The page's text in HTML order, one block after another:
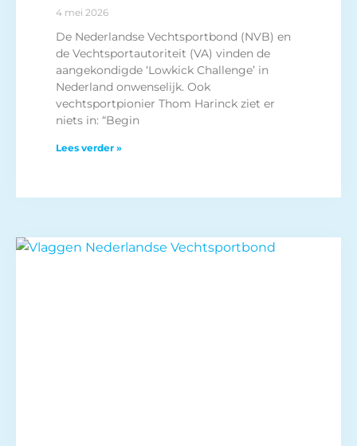
4 mei 2026
De Nederlandse Vechtsportbond (NVB) en
de Vechtsportautoriteit (VA) vinden de
aangekondigde ‘Lowkick Challenge’ in
Nederland onwenselijk. Ook
vechtsportpionier Thom Harinck ziet er
niets in: “Begin
Lees verder »